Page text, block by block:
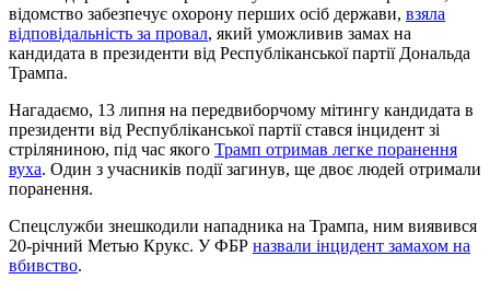
відомство забезпечує охорону перших осіб держави, взяла
відповідальність за провал, який уможливив замах на
кандидата в президенти від Республіканської партії Дональда
Трампа.
Нагадаємо, 13 липня на передвиборчому мітингу кандидата в
президенти від Республіканської партії стався інцидент зі
стріляниною, під час якого Трамп отримав легке поранення
вуха. Один з учасників події загинув, ще двоє людей отримали
поранення.
Спецслужби знешкодили нападника на Трампа, ним виявився
20-річний Метью Крукс. У ФБР назвали інцидент замахом на
вбивство.